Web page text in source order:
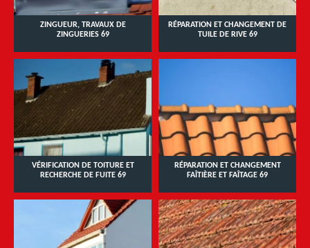
ZINGUEUR, TRAVAUX DE
ZINGUERIES 69
RÉPARATION ET CHANGEMENT DE
TUILE DE RIVE 69
VÉRIFICATION DE TOITURE ET
RECHERCHE DE FUITE 69
RÉPARATION ET CHANGEMENT
FAÎTIÈRE ET FAÎTAGE 69